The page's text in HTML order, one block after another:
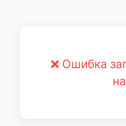
❌ Ошибка